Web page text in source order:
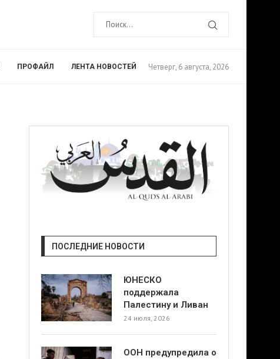
ПРОФАЙЛ ЛЕНТА НОВОСТЕЙ Четверг, 6 августа, 2026
ПОСЛЕДНИЕ НОВОСТИ
ЮНЕСКО
поддержала
Палестину и Ливан
24 июля, 2026
ООН предупредила о